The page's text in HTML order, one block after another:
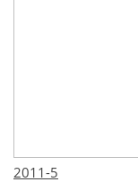
2011-5